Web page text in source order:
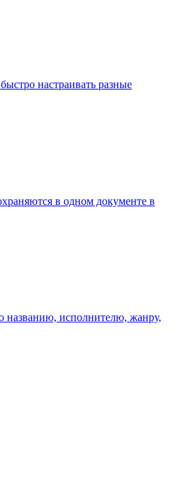
настраивать разные
в одном документе в
названию, исполнителю, жанру,